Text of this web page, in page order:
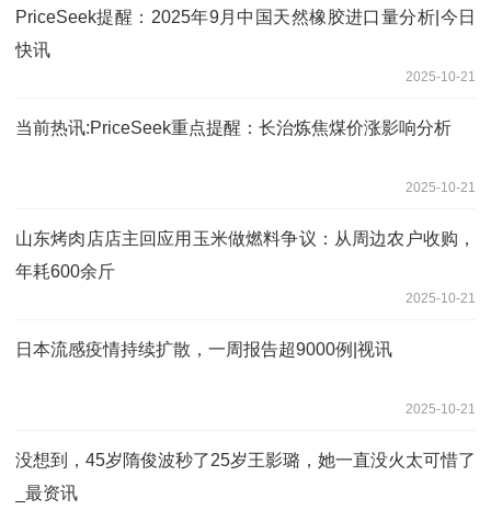
PriceSeek提醒：2025年9月中国天然橡胶进口量分析|今日
快讯
2025-10-21
当前热讯:PriceSeek重点提醒：长治炼焦煤价涨影响分析
2025-10-21
山东烤肉店店主回应用玉米做燃料争议：从周边农户收购，
年耗600余斤
2025-10-21
日本流感疫情持续扩散，一周报告超9000例|视讯
2025-10-21
没想到，45岁隋俊波秒了25岁王影璐，她一直没火太可惜了
_最资讯